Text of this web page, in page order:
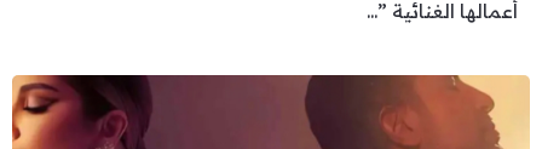
أعمالها الغنائية ”...